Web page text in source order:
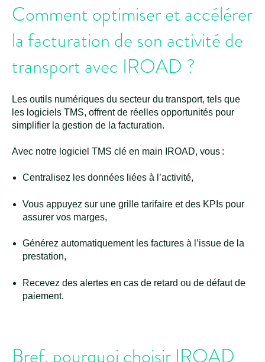
Comment optimiser et accélérer
la facturation de son activité de
transport avec IROAD ?
Les outils numériques du secteur du transport, tels que
les logiciels TMS, offrent de réelles opportunités pour
simplifier la gestion de la facturation.
Avec notre logiciel TMS clé en main IROAD, vous :
Centralisez les données liées à l’activité,
Vous appuyez sur une grille tarifaire et des KPIs pour
assurer vos marges,
Générez automatiquement les factures à l’issue de la
prestation,
Recevez des alertes en cas de retard ou de défaut de
paiement.
Bref, pourquoi choisir IROAD